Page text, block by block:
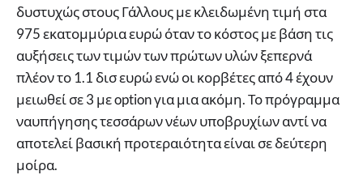
δυστυχώς στους Γάλλους με κλειδωμένη τιμή στα
975 εκατομμύρια ευρώ όταν το κόστος με βάση τις
αυξήσεις των τιμών των πρώτων υλών ξεπερνά
πλέον το 1.1 δισ ευρώ ενώ οι κορβέτες από 4 έχουν
μειωθεί σε 3 με option για μια ακόμη. Το πρόγραμμα
ναυπήγησης τεσσάρων νέων υποβρυχίων αντί να
αποτελεί βασική προτεραιότητα είναι σε δεύτερη
μοίρα.